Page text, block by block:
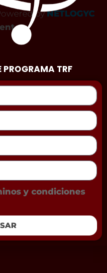
byNETLOGYC
TRF
y condiciones